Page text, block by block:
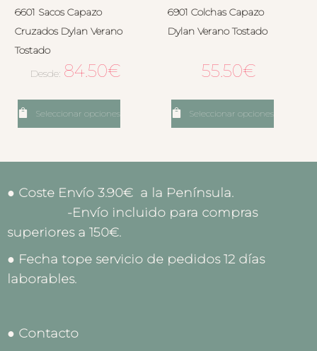
6601 Sacos Capazo
Cruzados Dylan Verano
Tostado
Desde: 84.50€
Seleccionar opciones
6901 Colchas Capazo
Dylan Verano Tostado
55.50€
Seleccionar opciones
● Coste Envío 3.90€ a la Península.
-Envío incluido para compras
superiores a 150€.
● Fecha tope servicio de pedidos 12 días
laborables.
● Contacto